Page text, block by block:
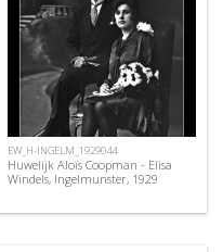
EW_H-INGELM_1929044
Huwelijk Aloïs Coopman - Elisa
Windels, Ingelmunster, 1929